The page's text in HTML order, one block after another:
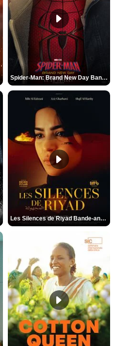
Spider-Man: Brand New Day Bande-annonce VO STFR
Les Silences de Riyad Bande-annonce VO STFR